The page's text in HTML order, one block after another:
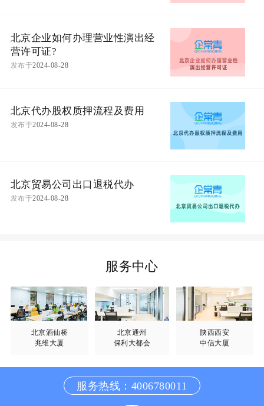
北京企业如何办理营业性演出经
营许可证?
发布于2024-08-28
北京代办股权质押流程及费用
发布于2024-08-28
北京贸易公司出口退税代办
发布于2024-08-28
服务中心
北京酒仙桥
兆维大厦
北京通州
保利大都会
陕西西安
中信大厦
服务热线：4006780011